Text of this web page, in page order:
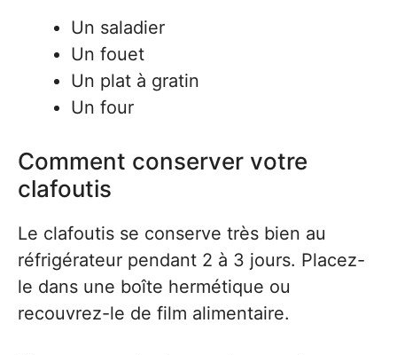
Un saladier
Un fouet
Un plat à gratin
Un four
Comment conserver votre
clafoutis
Le clafoutis se conserve très bien au
réfrigérateur pendant 2 à 3 jours. Placez-
le dans une boîte hermétique ou
recouvrez-le de film alimentaire.